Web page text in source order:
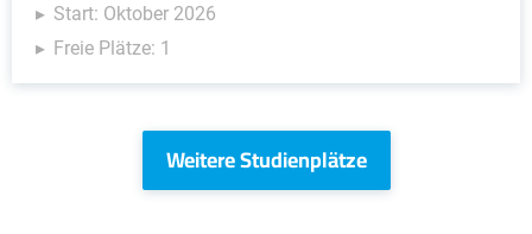
Start: Oktober 2026
Freie Plätze: 1
Weitere Studienplätze